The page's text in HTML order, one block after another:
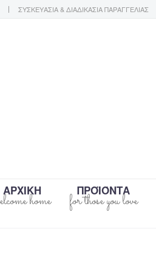
ΣΥΣΚΕΥΑΣΙΑ & ΔΙΑΔΙΚΑΣΙΑ ΠΑΡΑΓΓΕΛΙΑΣ
ΑΡΧΙΚΗ ΠΡΟΪΌΝΤΑ